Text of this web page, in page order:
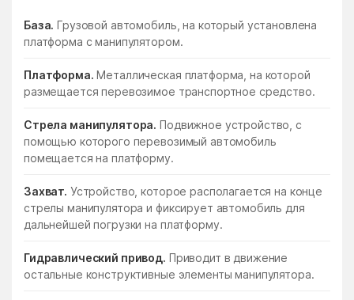
База. Грузовой автомобиль, на который установлена
платформа с манипулятором.
Платформа. Металлическая платформа, на которой
размещается перевозимое транспортное средство.
Стрела манипулятора. Подвижное устройство, с
помощью которого перевозимый автомобиль
помещается на платформу.
Захват. Устройство, которое располагается на конце
стрелы манипулятора и фиксирует автомобиль для
дальнейшей погрузки на платформу.
Гидравлический привод. Приводит в движение
остальные конструктивные элементы манипулятора.